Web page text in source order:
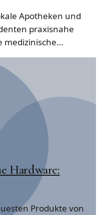
Apotheken und
praxisnahe
medizinische
Hardware:
Produkte von